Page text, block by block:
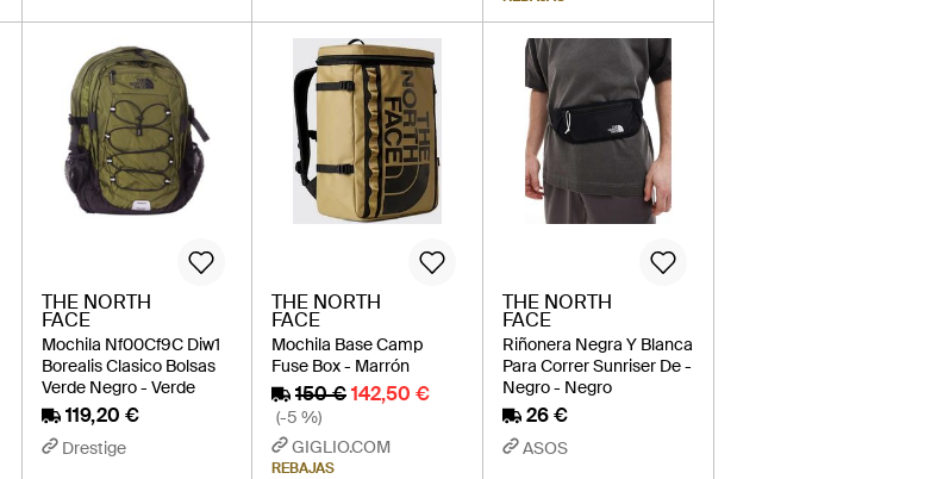
THE NORTH
FACE
Mochila Nf00Cf9C Diw1
Borealis Clasico Bolsas
Verde Negro - Verde
119,20 €
Drestige
THE NORTH
FACE
Mochila Base Camp
Fuse Box - Marrón
150 € 142,50 €
(-5 %)
GIGLIO.COM
REBAJAS
THE NORTH
FACE
Riñonera Negra Y Blanca
Para Correr Sunriser De -
Negro - Negro
26 €
ASOS